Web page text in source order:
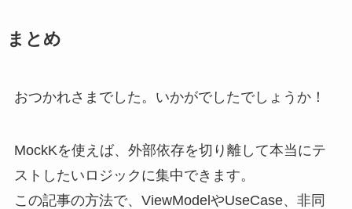
まとめ
おつかれさまでした。いかがでしたでしょうか！
MockKを使えば、外部依存を切り離して本当にテ
ストしたいロジックに集中できます。
この記事の方法で、ViewModelやUseCase、非同